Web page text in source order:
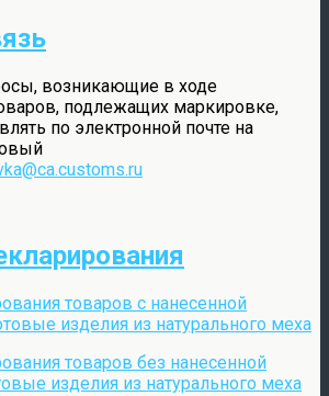
возникающие в ходе
подлежащих маркировке,
по электронной почте на
товаров с нанесенной
изделия из натурального меха
товаров без нанесенной
изделия из натурального меха